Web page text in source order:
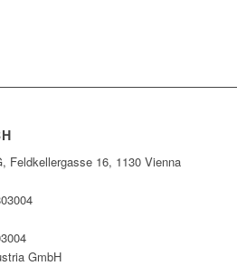
Feldkellergasse 16, 1130 Vienna
GmbH